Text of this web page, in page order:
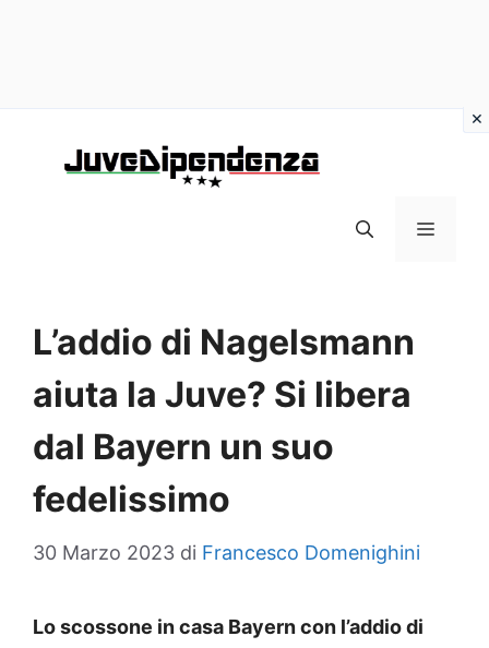
MENU
L’addio di Nagelsmann
aiuta la Juve? Si libera
dal Bayern un suo
fedelissimo
30 Marzo 2023 di Francesco Domenighini
Lo scossone in casa Bayern con l’addio di